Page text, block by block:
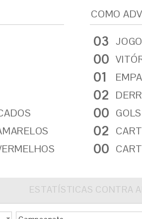
COMO
03
00
01
02
00
02
00
ESTATÍSTICAS CONTRA